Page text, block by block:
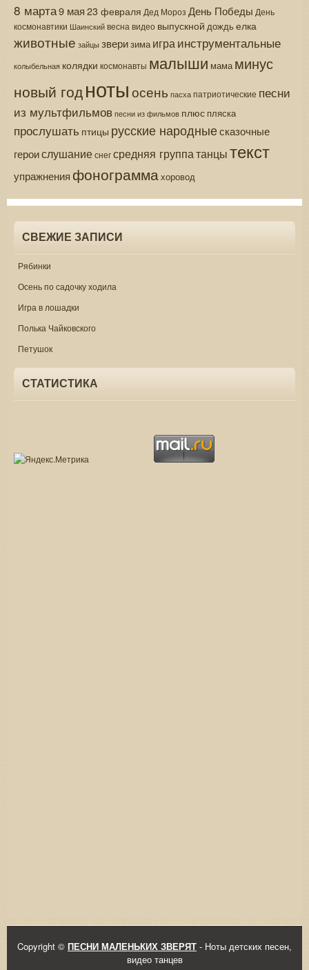
8 марта9 мая 23 февраля Дед Мороз День Победы День
космонавтики Шаинскийвесна видео выпускной дождь елка
животные зайцы зверизима играинструментальные
колыбельная колядки космонавты малыши мама минус
новый годнотыосень пасха патриотические песни
из мультфильмов песни из фильмов плюс пляска
прослушать птицы русские народныесказочные
героислушаниеснегсредняя группатанцытекст
упражнения фонограммахоровод
СВЕЖИЕ ЗАПИСИ
Рябинки
Осень по садочку ходила
Игра в лошадки
Полька Чайковского
Петушок
СТАТИСТИКА
Copyright © ПЕСНИ МАЛЕНЬКИХ ЗВЕРЯТ - Ноты детских песен,
видео танцев